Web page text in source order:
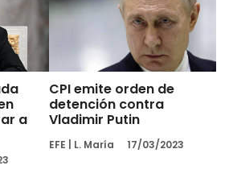
a
CPI emite orden de
detención contra
Vladimir Putin
EFE L. María 17/03/2023